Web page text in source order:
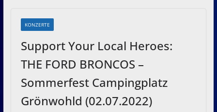
KONZERTE
Support Your Local Heroes:
THE FORD BRONCOS –
Sommerfest Campingplatz
Grönwohld (02.07.2022)